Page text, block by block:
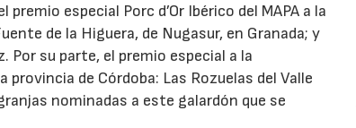
especial Porc d’Or Ibérico del MAPA a la
de la Higuera, de Nugasur, en Granada; y
Por su parte, el premio especial a la
provincia de Córdoba: Las Rozuelas del Valle
nominadas a este galardón que se